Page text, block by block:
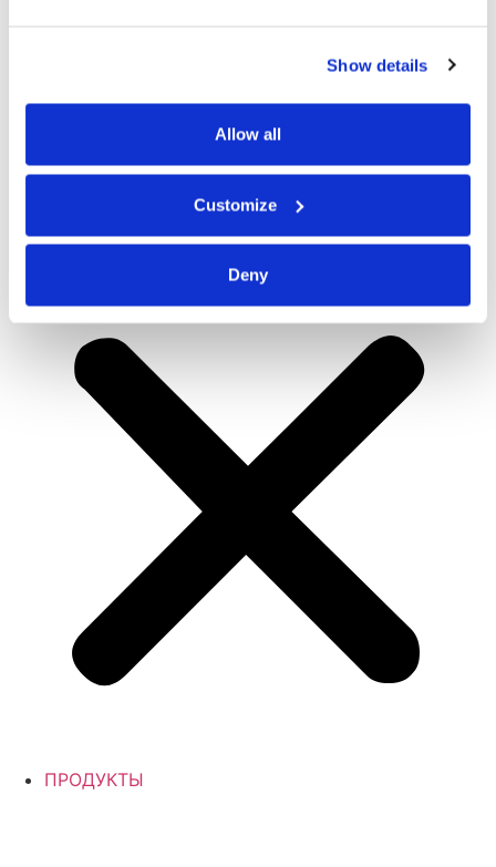
Show details
Allow all
Customize
Deny
ПРОДУКТЫ